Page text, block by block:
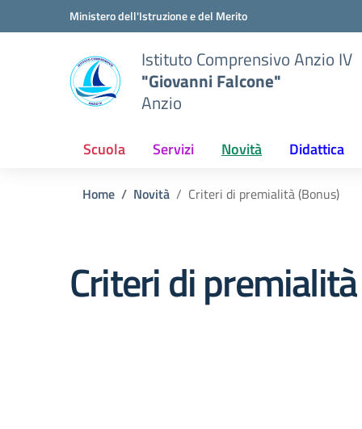
Vai ai contenuti
Vai al menu di navigazioneMinistero dell'Istruzione e del Merito
Istituto Comprensivo Anzio IV
"Giovanni Falcone"
Anzio
Scuola Servizi Novità Didattica
Home Novità Criteri di premialità (Bonus)
Criteri di